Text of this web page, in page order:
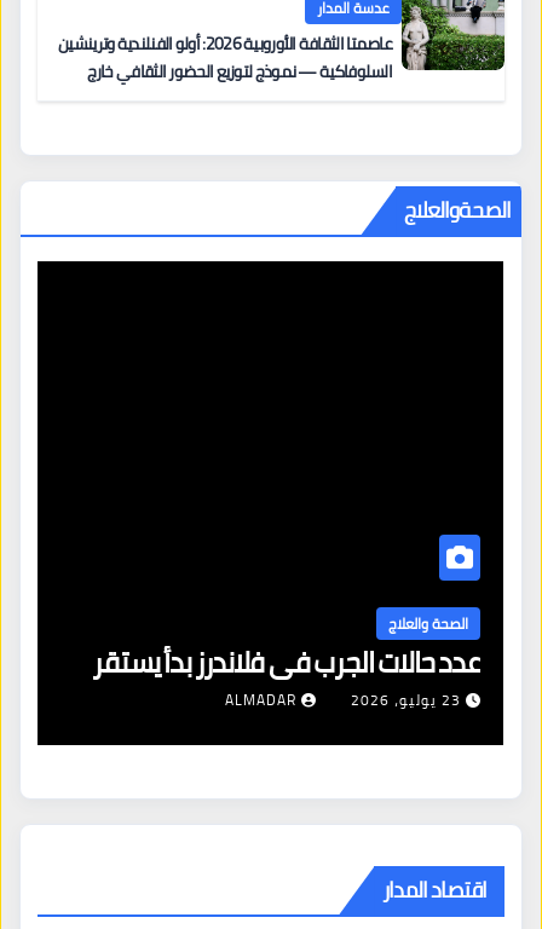
عدسة المدار
عاصمتا الثقافة الأوروبية 2026: أولو الفنلندية وترينشين
السلوفاكية — نموذج لتوزيع الحضور الثقافي خارج
الصحةوالعلاج
الصحة والعلاج
عدد حالات الجرب في فلاندرز بدأ يستقر
23 يوليو، 2026 ALMADAR
اقتصاد المدار